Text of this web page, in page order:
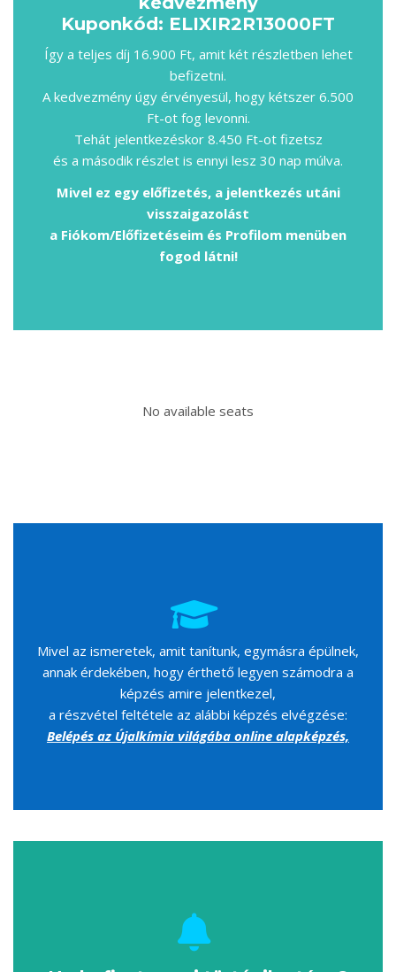
Kuponkód: ELIXIR2R13000FT
Így a teljes díj 16.900 Ft, amit két részletben lehet
befizetni.
A kedvezmény úgy érvényesül, hogy kétszer 6.500
Ft-ot fog levonni.
Tehát jelentkezéskor 8.450 Ft-ot fizetsz
és a második részlet is ennyi lesz 30 nap múlva.
Mivel ez egy előfizetés, a jelentkezés utáni
visszaigazolást
a Fiókom/Előfizetéseim és Profilom menüben
fogod látni!
No available seats
Mivel az ismeretek, amit tanítunk, egymásra épülnek,
annak érdekében, hogy érthető legyen számodra a
képzés amire jelentkezel,
a részvétel feltétele az alábbi képzés elvégzése:
Belépés az Újalkímia világába online alapképzés,